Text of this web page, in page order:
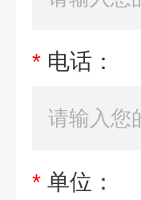
* 电话：
* 单位：